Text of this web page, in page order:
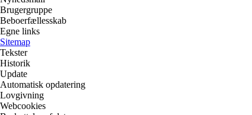
Brugergruppe
Beboerfællesskab
Egne links
Sitemap
Tekster
Historik
Update
Automatisk opdatering
Lovgivning
Webcookies